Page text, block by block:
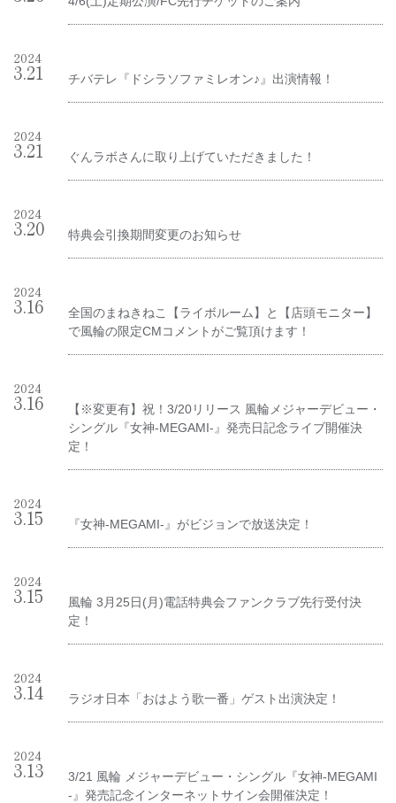
2024
3.21 チバテレ『ドシラソファミレオン♪』出演情報！
2024
3.21 ぐんラボさんに取り上げていただきました！
2024
3.20 特典会引換期間変更のお知らせ
2024
3.16
全国のまねきねこ【ライボルーム】と【店頭モニター】
で風輪の限定CMコメントがご覧頂けます！
2024
3.16
【※変更有】祝！3/20リリース 風輪メジャーデビュー・
シングル『女神-MEGAMI-』発売日記念ライブ開催決
定！
2024
3.15 『女神-MEGAMI-』がビジョンで放送決定！
2024
3.15
風輪 3月25日(月)電話特典会ファンクラブ先行受付決
定！
2024
3.14 ラジオ日本「おはよう歌一番」ゲスト出演決定！
2024
3.13
3/21 風輪 メジャーデビュー・シングル『女神-MEGAMI
-』発売記念インターネットサイン会開催決定！